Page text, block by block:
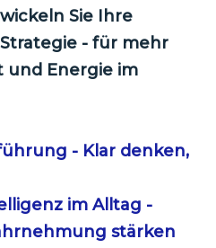
Sie Ihre
- für mehr
und Energie im
- Klar denken,
im Alltag -
stärken